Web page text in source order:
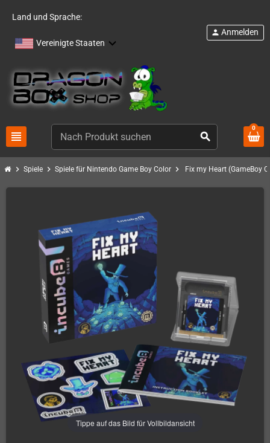
Land und Sprache:
Vereinigte Staaten
view_headline search
person Anmelden
0
chevron_right Spiele chevron_right Spiele für Nintendo Game Boy Color chevron_right Fix my Heart (GameBoy
Tippe auf das Bild für Vollbildansicht